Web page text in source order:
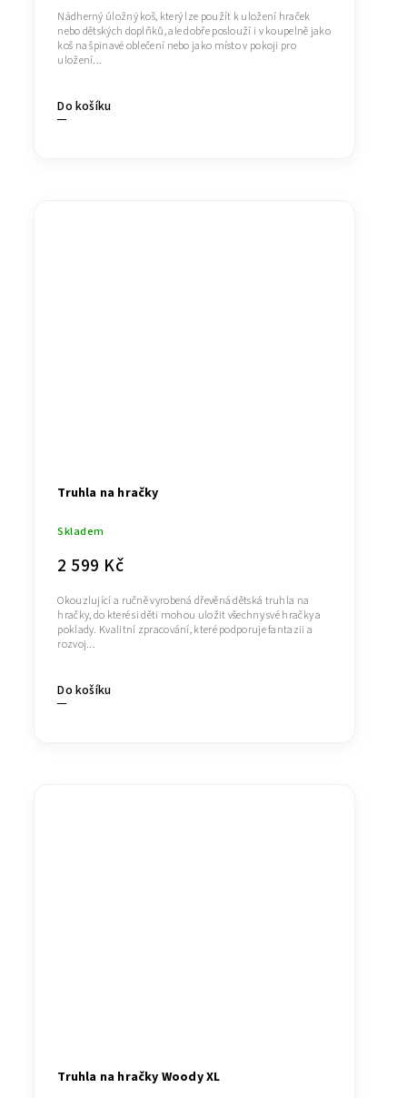
Do košíku
Nádherný úložný koš, který lze použít k uložení hraček
nebo dětských doplňků, ale dobře poslouží i v koupelně jako
koš na špinavé oblečení nebo jako místo v pokoji pro
uložení...
Truhla na hračky
Skladem
2 599 Kč
Do košíku
Okouzlující a ručně vyrobená dřevěná dětská truhla na
hračky, do které si děti mohou uložit všechny své hračky a
poklady. Kvalitní zpracování, které podporuje fantazii a
rozvoj...
Truhla na hračky Woody XL